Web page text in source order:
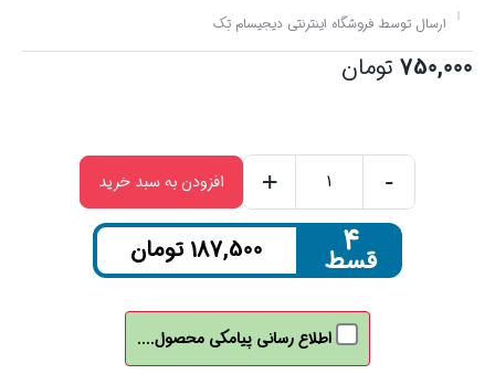
ارسال توسط فروشگاه اینترنتی دیجیسام تِک
750,000 تومان
تبدیل
-
+ افزودن به سبد خرید
۴
قسط 187,500 تومان
اطلاع رسانی پیامکی محصول....